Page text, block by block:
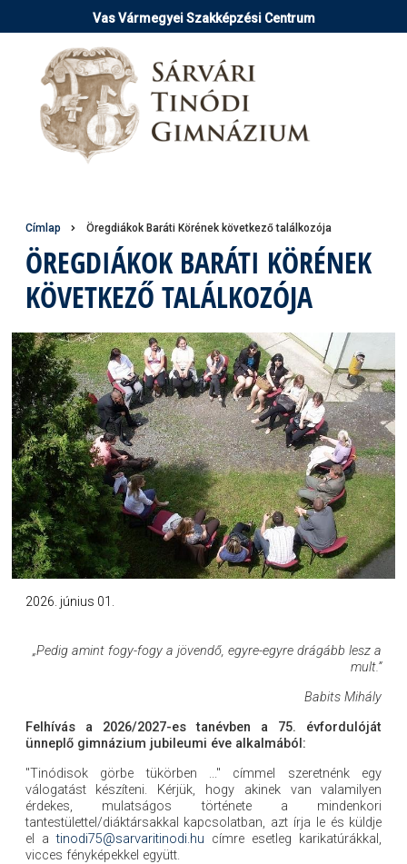
a
tartalomra
Vas Vármegyei Szakképzési Centrum
Morzsa
Címlap Öregdiákok Baráti Körének következő találkozója
ÖREGDIÁKOK BARÁTI KÖRÉNEK
KÖVETKEZŐ TALÁLKOZÓJA
„Pedig amint fogy-fogy a jövendő, egyre-egyre drágább lesz a
mult.”
Babits Mihály
Felhívás a 2026/2027-es tanévben a 75. évfordulóját
ünneplő gimnázium jubileumi éve alkalmából:
"Tinódisok görbe tükörben ..." címmel szeretnénk egy
válogatást készíteni. Kérjük, hogy akinek van valamilyen
érdekes, mulatságos története a mindenkori
tantestülettel/diáktársakkal kapcsolatban, azt írja le és küldje
el atinodi75@sarvaritinodi.hu címre esetleg karikatúrákkal,
vicces fényképekkel együtt.
2026. június 01.